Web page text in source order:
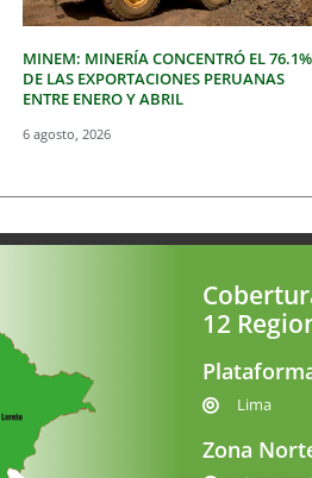
MINEM: MINERÍA CONCENTRÓ EL 76.1%
DE LAS EXPORTACIONES PERUANAS
ENTRE ENERO Y ABRIL
6 agosto, 2026
12
Lima
Zona